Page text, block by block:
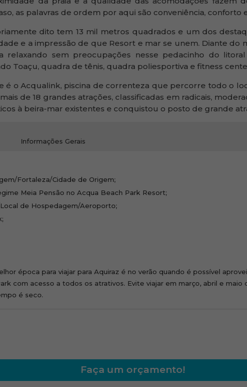
as palavras de ordem por aqui são conveniência, conforto
dito tem 13 mil metros quadrados e um dos
e a impressão de que Resort e mar se unem. Diante do
sem preocupações nesse pedacinho do
Toaçu, quadra de tênis, quadra poliesportiva e fitness
é o Acqualink, piscina de correnteza que percorre todo o
de 18 grandes atrações, classificadas em radicais,
à beira-mar existentes e conquistou o posto de grande
Informações Gerais
Fortaleza/Cidade de Origem;
Meia Pensão no Acqua Beach Park Resort;
de Hospedagem/Aeroporto;
época para viajar para Aquiraz é no verão quando é possível
com acesso a todos os atrativos. Evite viajar em março, abril e maio
é seco.
PARK RESORT ACESSO ILIMITADO AO BEACH
do Resort e conhecer este fantástico complexo.
Faça um orçamento!